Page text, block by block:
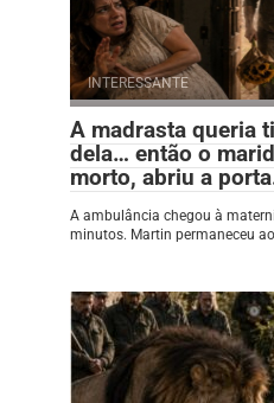
INTERESSANTE
A madrasta queria
dela… então o
morto, abriu a
A ambulância chegou à
minutos. Martin permaneceu